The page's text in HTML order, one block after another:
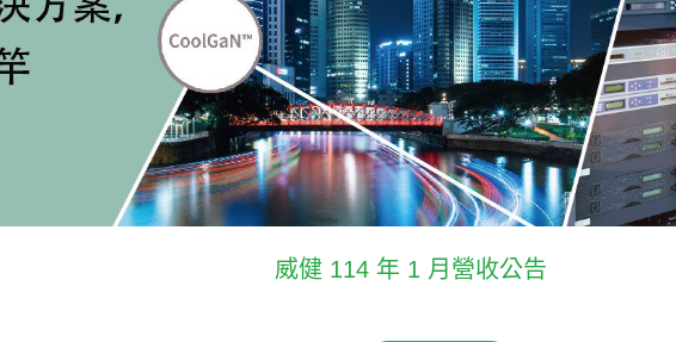
威健 114 年 1 月營收公告